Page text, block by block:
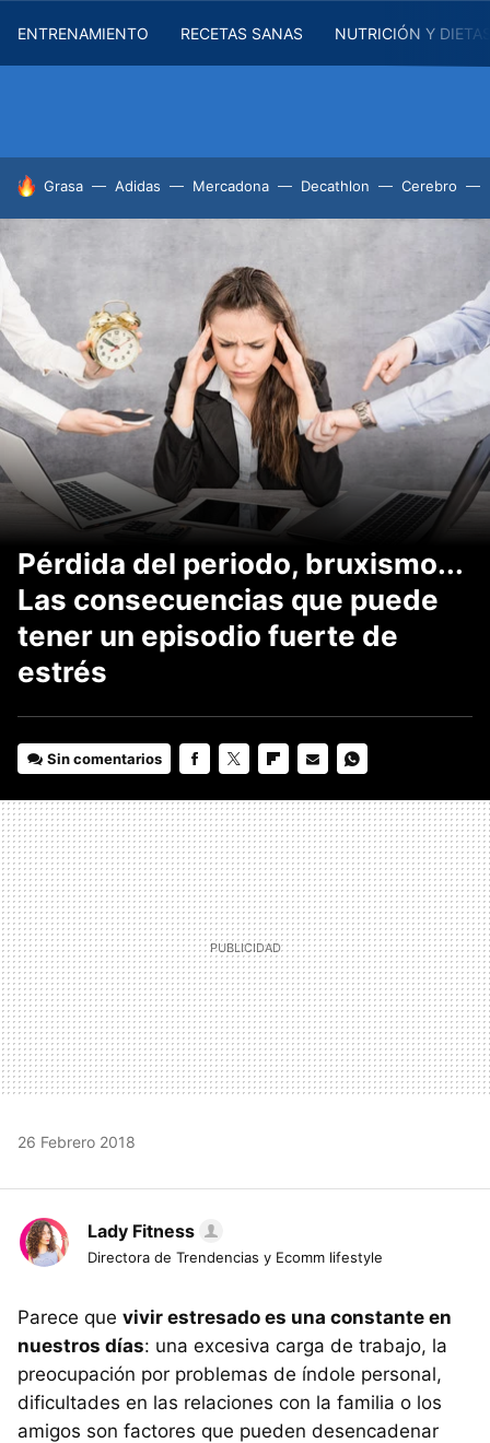
ENTRENAMIENTO RECETAS SANAS NUTRICIÓN Y
HOY SE HABLA DE
Grasa Adidas Mercadona Decathlon Cerebro
Pérdida del periodo, bruxismo...
Las consecuencias que puede
tener un episodio fuerte de
estrés
Sin comentarios
MAIL
26 Febrero 2018
Lady Fitness
Directora de Trendencias y Ecomm lifestyle
Parece que vivir estresado es una constante en
nuestros días: una excesiva carga de trabajo, la
preocupación por problemas de índole personal,
dificultades en las relaciones con la familia o los
amigos son factores que pueden desencadenar